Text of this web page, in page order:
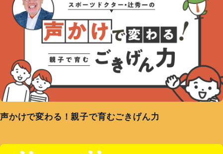
声かけで変わる！親子で育むごきげん力